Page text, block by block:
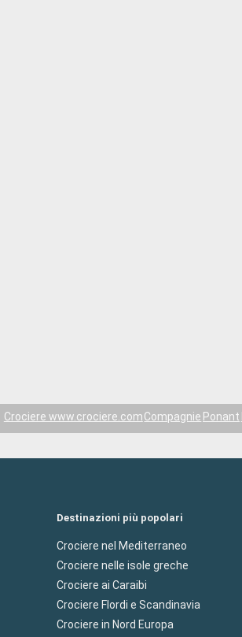
Crociere www.crociere.comCompagnie Ponant
Destinazioni più popolari
Crociere nel Mediterraneo
Crociere nelle isole greche
Crociere ai Caraibi
Crociere Flordi e Scandinavia
Crociere in Nord Europa